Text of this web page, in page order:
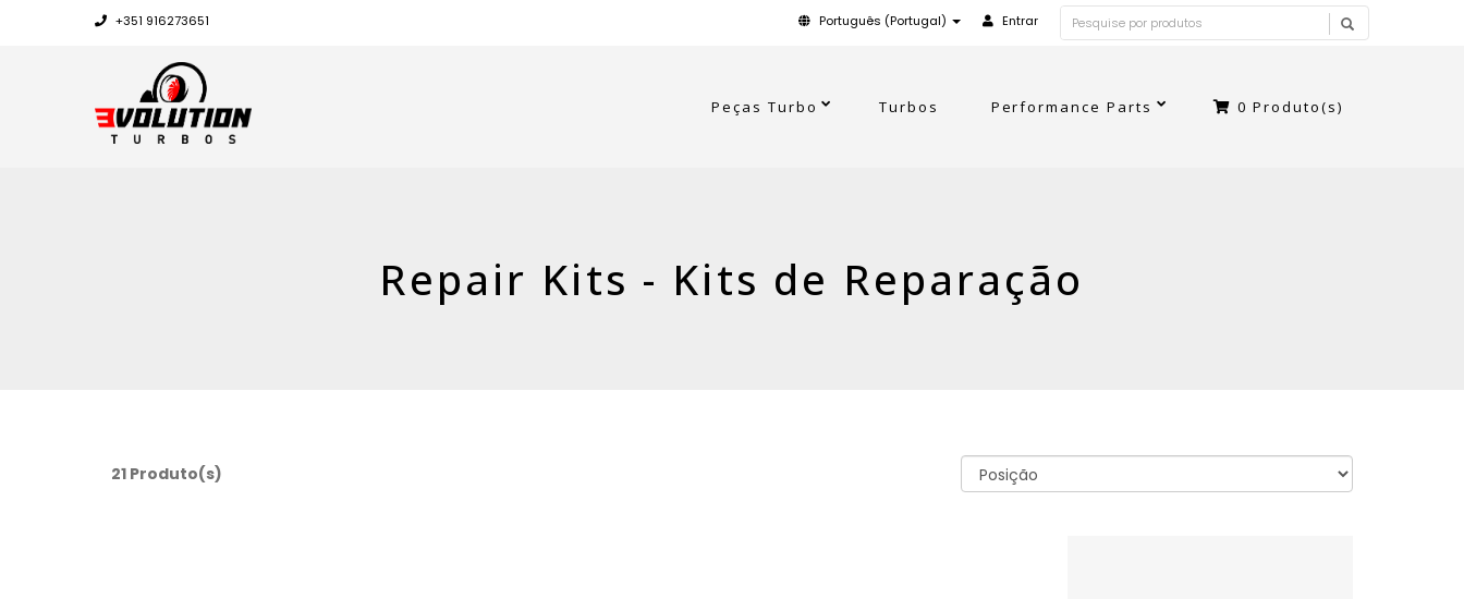
+351 916273651 Português (Portugal) Entrar
Peças Turbo Turbos Performance Parts 0 Produto(s)
Repair Kits - Kits de Reparação
21 Produto(s)